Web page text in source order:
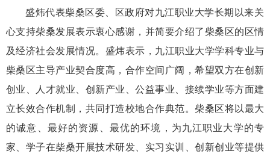
盛炜代表柴桑区委、区政府对九江职业大学长期以来关
心支持柴桑发展表示衷心感谢，并简要介绍了柴桑区的区情
及经济社会发展情况。盛炜表示，九江职业大学学科专业与
柴桑区主导产业契合度高，合作空间广阔，希望双方在创新
创业、人才就业、创新产业、公益事业、接续学业等方面建
立长效合作机制，共同打造校地合作典范。柴桑区将以最大
的诚意、最好的资源、最优的环境，为九江职业大学的专
家、学子在柴桑开展技术研发、实习实训、创新创业等提供